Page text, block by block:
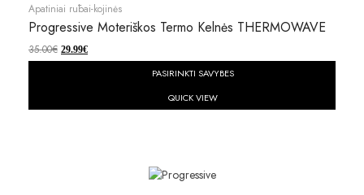
Apatiniai rūbai-kojinės
Progressive Moteriškos Termo Kelnės THERMOWAVE
35.00€ 29.99€
PASIRINKTI SAVYBES
QUICK VIEW